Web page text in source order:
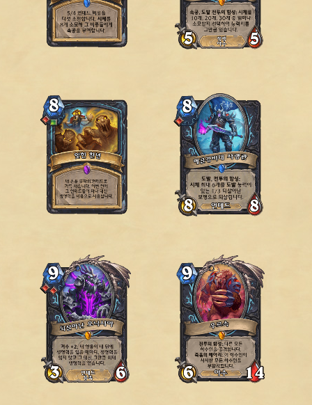
악마사냥꾼